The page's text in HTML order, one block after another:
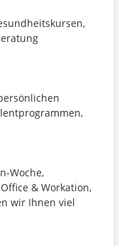
Woche,
& Workation,
wir Ihnen viel